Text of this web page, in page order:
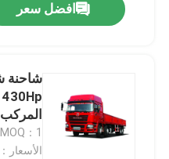
جولة في المعمل
اتصل بنا
افضل سعر
المركب
MOQ：1
الأسعار：negotiable